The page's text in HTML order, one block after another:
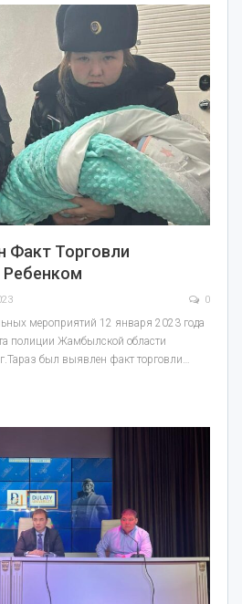
Факт Торговли
0
мероприятий 12 января 2023 года
полиции Жамбылской области
был выявлен факт торговли…